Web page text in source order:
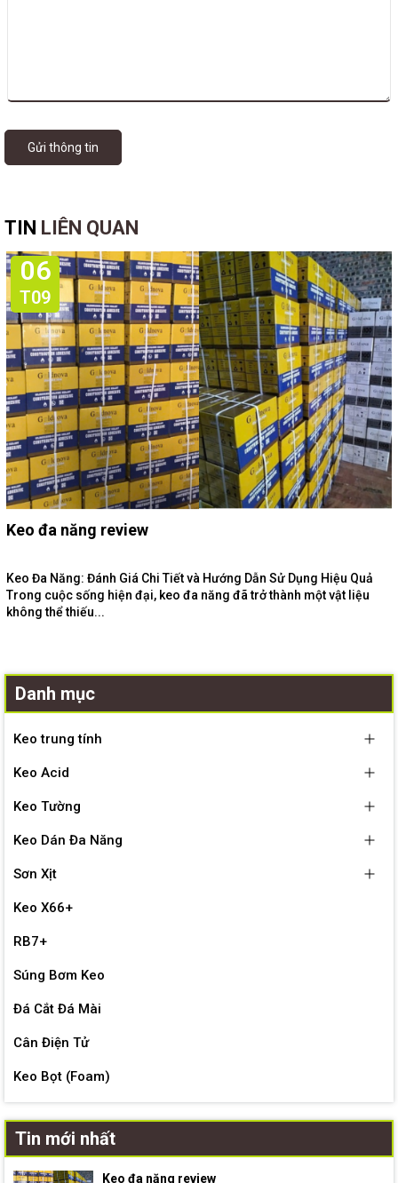
Gửi thông tin
TIN LIÊN QUAN
06
T09
Keo đa năng review
Keo Đa Năng: Đánh Giá Chi Tiết và Hướng Dẫn Sử Dụng Hiệu Quả
Trong cuộc sống hiện đại, keo đa năng đã trở thành một vật liệu
không thể thiếu...
Danh mục
Keo trung tính
Keo Acid
Keo Tường
Keo Dán Đa Năng
Sơn Xịt
Keo X66+
RB7+
Súng Bơm Keo
Đá Cắt Đá Mài
Cân Điện Tử
Keo Bọt (Foam)
Tin mới nhất
Keo đa năng review